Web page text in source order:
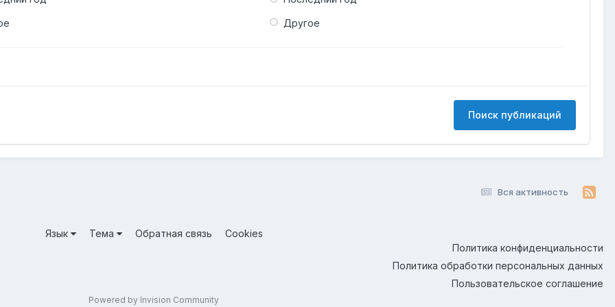
Другое
Поиск публикаций
Вся активность
Язык Тема Обратная связь
Cookies
Политика конфиденциальности
Политика обработки персональных данных
Пользовательское соглашение
Powered by Invision Community